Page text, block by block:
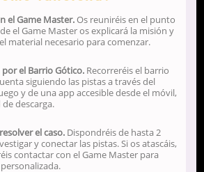
el Game Master.Os reuniréis en el punto
el Game Master os explicará la misión y
material necesario para comenzar.
por el Barrio Gótico. Recorreréis el barrio
siguiendo las pistas a través del
y de una app accesible desde el móvil,
de descarga.
el caso. Dispondréis de hasta 2
y conectar las pistas. Si os atascáis,
contactar con el Game Master para